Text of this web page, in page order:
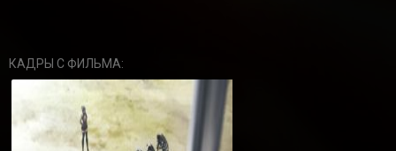
КАДРЫ С ФИЛЬМА: